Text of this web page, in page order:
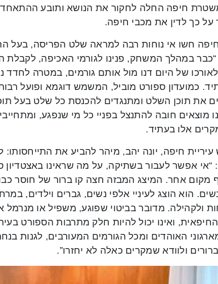
חיפה החלה לחקור את הנושא ותובע
על כך לדין את מכבי חיפה.
חשו אי נוחות רבה למראה שלט הפריסה, בעל
“כבר במהלך המשחק, פנינו לגורמי האכיפה, לקבלת
של היום דנו מול אותם גורמים, במטרה לחדד
כמועדון ספורט מוביל, המשמש דוגמא ופועל
את תוכן השלט ומתנגדים להכנסת כל שלט בעל תוכן
מוצאים חובה להתנצל בפניי כל מי שנפגע,
אלו בעתיד.
חיפה, יונה יהב, מיהר להביע את התייחסותו:
“אי אפשר לעבור בשתיקה, על מה שראינו באצטדיון
מקום אחר. המיצג המבזה חצה קו ברור של חוסר
הוא הוצג לעיניי אלפי נשים, גברים וילדים,
ולקהילה. מדובר בביטוי שפוגע, משפיל או מנרמל
ואינו יכול להיות חלק מתרבות הספורט
האוהדים ומכל הגורמים המעורבים, לגנות
ולוודא שמקרים כאלה לא יחזרו”.